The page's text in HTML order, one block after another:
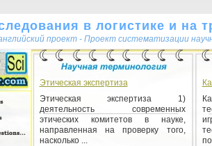
в логистике и на
английский проект - Проект систематизации
Этическая экспертиза
Этическая экспертиза 1)
деятельность современных
этических комитетов в науке,
направленная на проверку того,
насколько ...